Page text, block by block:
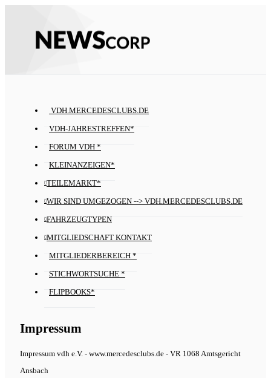
VDH.MERCEDESCLUBS.DE
VDH-JAHRESTREFFEN*
FORUM VDH *
KLEINANZEIGEN*
TEILEMARKT*
WIR SIND UMGEZOGEN --> VDH.MERCEDESCLUBS.DE
FAHRZEUGTYPEN
MITGLIEDSCHAFT KONTAKT
MITGLIEDERBEREICH *
STICHWORTSUCHE *
FLIPBOOKS*
Impressum
Impressum vdh e.V. - www.mercedesclubs.de - VR 1068 Amtsgericht
Ansbach